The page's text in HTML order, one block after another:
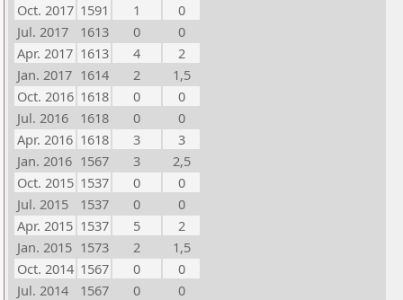
Oct. 2017 1591 1
0
Jul. 2017
1613 0
0
Apr. 2017 1613 4
2
Jan. 2017 1614 2
1,5
Oct. 2016 1618 0
0
Jul. 2016
1618 0
0
Apr. 2016 1618 3
3
Jan. 2016 1567 3
2,5
Oct. 2015 1537 0
0
Jul. 2015
1537 0
0
Apr. 2015 1537 5
2
Jan. 2015 1573 2
1,5
Oct. 2014 1567 0
0
Jul. 2014
1567 0
0